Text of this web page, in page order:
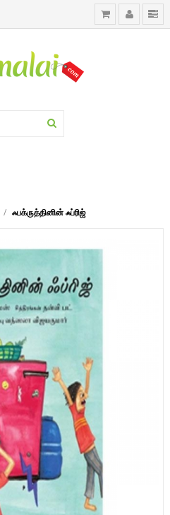
ஃபக்ருத்தினின் ஃப்ரிஜ்